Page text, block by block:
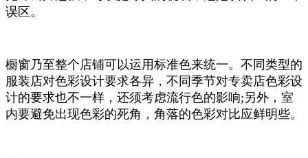
误区。
橱窗乃至整个店铺可以运用标准色来统一。不同类型的
服装店对色彩设计要求各异，不同季节对专卖店色彩设
计的要求也不一样，还须考虑流行色的影响;另外，室
内要避免出现色彩的死角，角落的色彩对比应鲜明些。